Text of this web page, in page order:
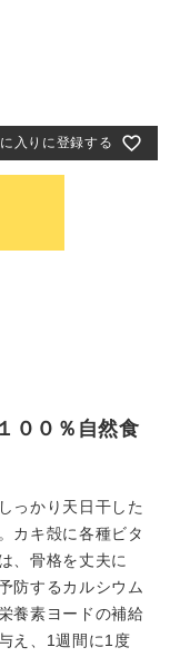
入りに登録する
００％自然食
っかり天日干した
カキ殻に各種ビタ
、骨格を丈夫に
防するカルシウム
養素ヨードの補給
え、1週間に1度